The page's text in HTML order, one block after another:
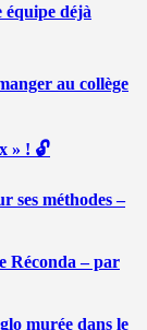
équipe déjà
au collège
» ! 🔓
ses méthodes –
Réconda – par
murée dans le